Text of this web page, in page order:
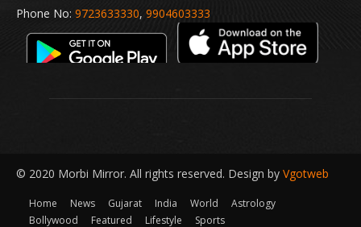
Phone No: 9723633330, 9904603333
© 2020 Morbi Mirror. All rights reserved. Design by Vgotweb
Home News Gujarat India World
Astrology
Bollywood
Featured Lifestyle Sports